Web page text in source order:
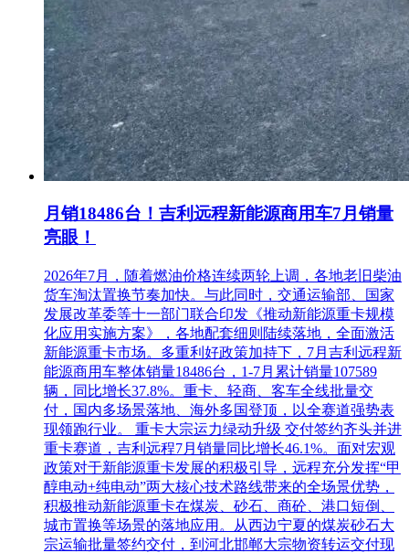
月销18486台！吉利远程新能源商用车7月销量
亮眼！
2026年7月，随着燃油价格连续两轮上调，各地老旧柴油
货车淘汰置换节奏加快。与此同时，交通运输部、国家
发展改革委等十一部门联合印发《推动新能源重卡规模
化应用实施方案》，各地配套细则陆续落地，全面激活
新能源重卡市场。多重利好政策加持下，7月吉利远程新
能源商用车整体销量18486台，1-7月累计销量107589
辆，同比增长37.8%。重卡、轻商、客车全线批量交
付，国内多场景落地、海外多国登顶，以全赛道强势表
现领跑行业。 重卡大宗运力绿动升级 交付签约齐头并进
重卡赛道，吉利远程7月销量同比增长46.1%。面对宏观
政策对于新能源重卡发展的积极引导，远程充分发挥“甲
醇电动+纯电动”两大核心技术路线带来的全场景优势，
积极推动新能源重卡在煤炭、砂石、商砼、港口短倒、
城市置换等场景的落地应用。从西边宁夏的煤炭砂石大
宗运输批量签约交付，到河北邯郸大宗物资转运交付现